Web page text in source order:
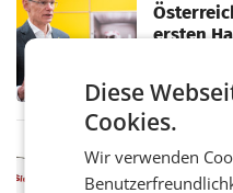
ersten
WIEN Die
ersten
von
einem Plus
MARKETING
Diese
Cookies.
Wir verwenden